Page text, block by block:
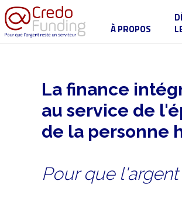
À PROPOS
La finance
au service de
de la personne
Pour que